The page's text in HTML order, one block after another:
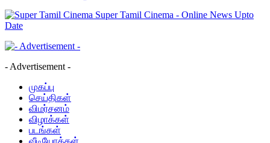
Super Tamil Cinema - Online News Upto
Date
- Advertisement -
முகப்பு
செய்திகள்
விமர்சனம்
விழாக்கள்
படங்கள்
வீடியோக்கள்